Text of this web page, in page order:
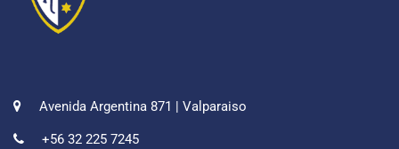
Avenida Argentina 871 | Valparaiso
+56 32 225 7245